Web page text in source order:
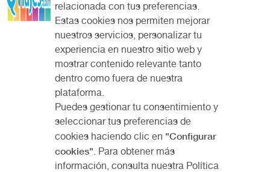
relacionada con tus preferencias.
Estas cookies nos permiten mejorar
nuestros servicios, personalizar tu
experiencia en nuestro sitio web y
mostrar contenido relevante tanto
dentro como fuera de nuestra
plataforma.
Puedes gestionar tu consentimiento y
seleccionar tus preferencias de
cookies haciendo clic en "Configurar
cookies". Para obtener más
información, consulta nuestra Política